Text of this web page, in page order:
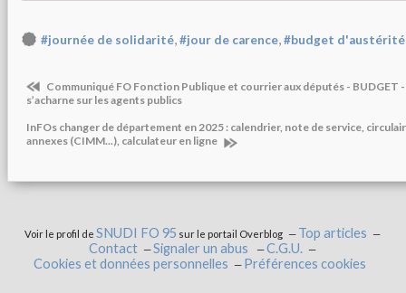
#journée de solidarité,#jour de carence,#budget d'austérité
Communiqué FO Fonction Publique et courrier aux députés - BUDGET
s’acharne sur les agents publics
InFOs changer de département en 2025 : calendrier, note de service,
annexes (CIMM...), calculateur en ligne
Voir le profil deSNUDI FO 95 sur le portail Overblog
Top articles
Contact
Signaler un abus
C.G.U.
Cookies et données personnelles
Préférences cookies